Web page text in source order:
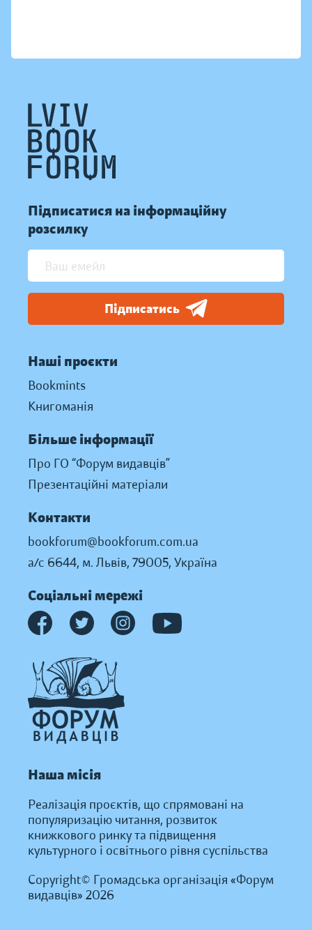
Підписатися на інформаційну
розсилку
Підписатись
Наші проєкти
Bookmints
Книгоманія
Більше інформації
Про ГО “Форум видавців”
Презентаційні матеріали
Контакти
bookforum@bookforum.com.ua
а/с 6644, м. Львів, 79005, Україна
Соціальні мережі
Наша місія
Реалізація проєктів, що спрямовані на
популяризацію читання, розвиток
книжкового ринку та підвищення
культурного і освітнього рівня суспільства
Copyright© Громадська організація «Форум
видавців» 2026